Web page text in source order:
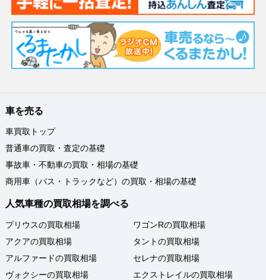
車を売る
車買取トップ
普通車の買取・査定の基礎
事故車・不動車の買取・相場の基礎
商用車（バス・トラックなど）の買取・相場の基礎
人気車種の買取相場を調べる
プリウスの買取相場
アクアの買取相場
アルファードの買取相場
ヴォクシーの買取相場
ワゴンRの買取相場
タントの買取相場
セレナの買取相場
エクストレイルの買取相場